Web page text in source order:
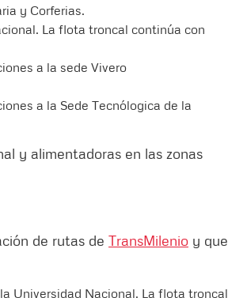
y Corferias.
La flota troncal continúa con
a la sede Vivero
a la Sede Tecnólogica de la
y alimentadoras en las zonas
de rutas de TransMilenio y que
Universidad Nacional. La flota troncal